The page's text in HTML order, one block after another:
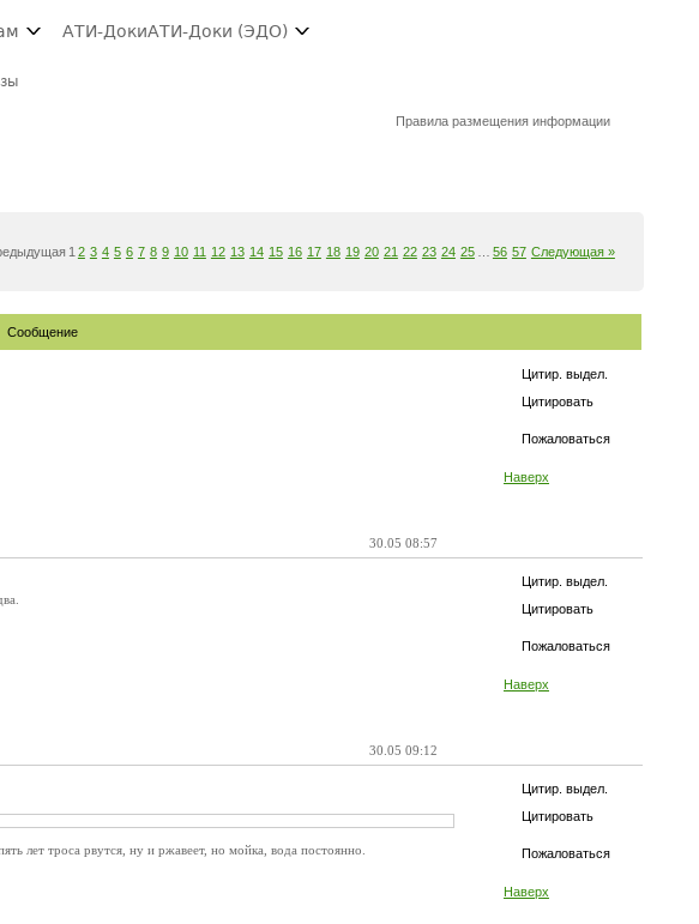
АТИ-ДокиАТИ-Доки (ЭДО)
Правила размещения информации
1 2 3 4 5 6 7 8 9 10 11 12 13 14 15 16 17 18 19 20 21 22 23 24 25 56 57 Следующая »
Сообщение
Цитир. выдел.
Цитировать
Пожаловаться
Наверх
30.05 08:57
Цитир. выдел.
Цитировать
Пожаловаться
Наверх
30.05 09:12
Цитир. выдел.
Цитировать
Пожаловаться
Наверх
лет троса рвутся, ну и ржавеет, но мойка, вода постоянно.